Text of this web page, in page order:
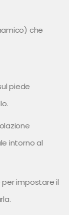
che
piede
intorno al
per impostare il